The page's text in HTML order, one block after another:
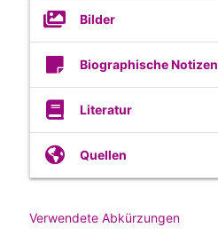
Bilder
Biographische Notizen
Literatur
Quellen
Verwendete Abkürzungen